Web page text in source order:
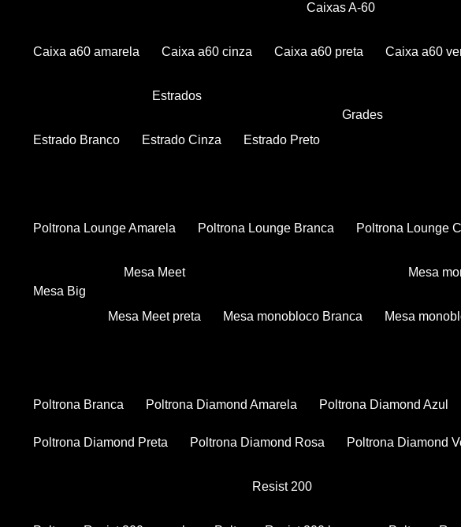
Caixas A-60
Caixa a60 amarela Caixa a60 cinza Caixa a60 preta Caixa a60
Estrados
Estrado Branco Estrado Cinza Estrado Preto
Grades
Poltrona Lounge Amarela Poltrona Lounge Branca Poltrona Lounge
Mesa Big
Mesa Meet
Mesa Meet preta
Mesa
Mesa monobloco Branca Mesa
Poltrona Branca Poltrona Diamond Amarela Poltrona Diamond Azul
Poltrona Diamond Preta Poltrona Diamond Rosa Poltrona Diamond
Resist 200